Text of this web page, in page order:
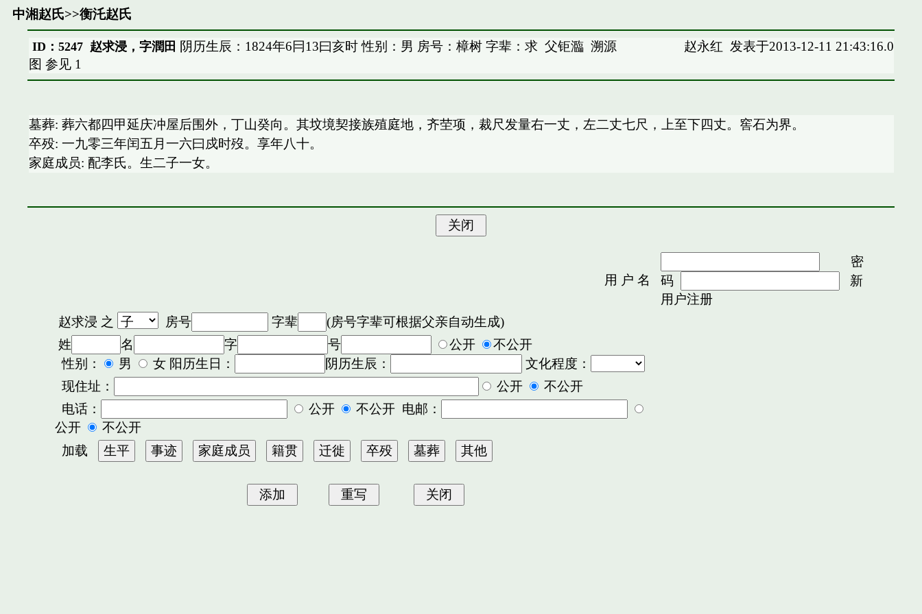
中湘赵氏>>衡汑赵氏
ID：5247 赵求浸，字潤田 阴历生辰：1824年6冃13曰亥时 性别：男 房号：樟树 字辈：求 父钜瀶 溯源
图 参见 1
赵永红 发表于2013-12-11 21:43:16.0
墓葬: 葬六都四甲延庆冲屋后围外，丁山癸向。其坟境契接族殖庭地，齐茔项，裁尺发量右一丈，左二丈七尺，上至下四丈。窖石为界。
卒殁: 一九零三年闰五月一六曰戍时歿。享年八十。
家庭成员: 配李氏。生二子一女。
用 户 名
密
码
新
用户注册
赵求浸 之 房号 字辈
(房号字辈可根据父亲自动生成)
姓
名 字 号 公开
不公开
性别：
男 女 阳历生日： 阴历生辰：
文化程度：
现住址：
公开
不公开
电话：
公开
不公开 电邮：
公开
不公开
加载